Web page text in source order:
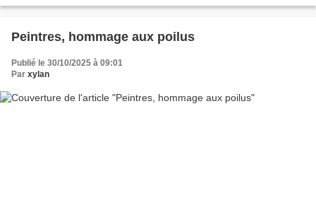
Peintres, hommage aux poilus
Publié le 30/10/2025 à 09:01
Par xylan